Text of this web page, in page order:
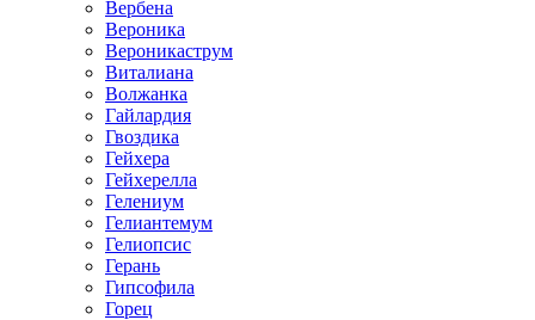
Вербена
Вероника
Вероникаструм
Виталиана
Волжанка
Гайлардия
Гвоздика
Гейхера
Гейхерелла
Гелениум
Гелиантемум
Гелиопсис
Герань
Гипсофила
Горец